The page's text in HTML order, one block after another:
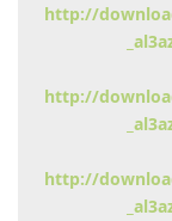
http://
http://
http://